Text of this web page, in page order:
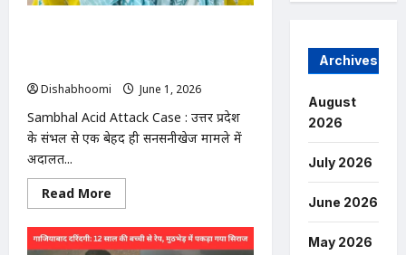
को
Dishabhoomi
June 1, 2026
Sambhal Acid Attack Case : उत्तर प्रदेश
के संभल से एक बेहद ही सनसनीखेज मामले में
अदालत...
Read More
more
Sambhal
Acid
Archives
August
2026
July 2026
June 2026
May 2026